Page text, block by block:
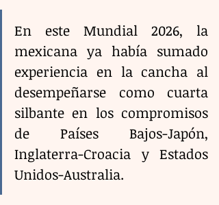
En este Mundial 2026, la
mexicana ya había sumado
experiencia en la cancha al
desempeñarse como cuarta
silbante en los compromisos
de Países Bajos-Japón,
Inglaterra-Croacia y Estados
Unidos-Australia.